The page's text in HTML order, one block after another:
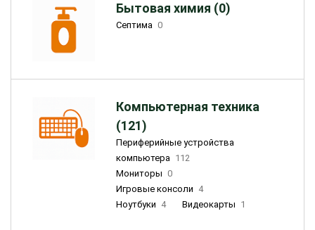
Бытовая химия (0)
Септима 0
Компьютерная техника
(121)
Периферийные устройства
компьютера 112
Мониторы 0
Игровые консоли 4
Ноутбуки 4 Видеокарты 1